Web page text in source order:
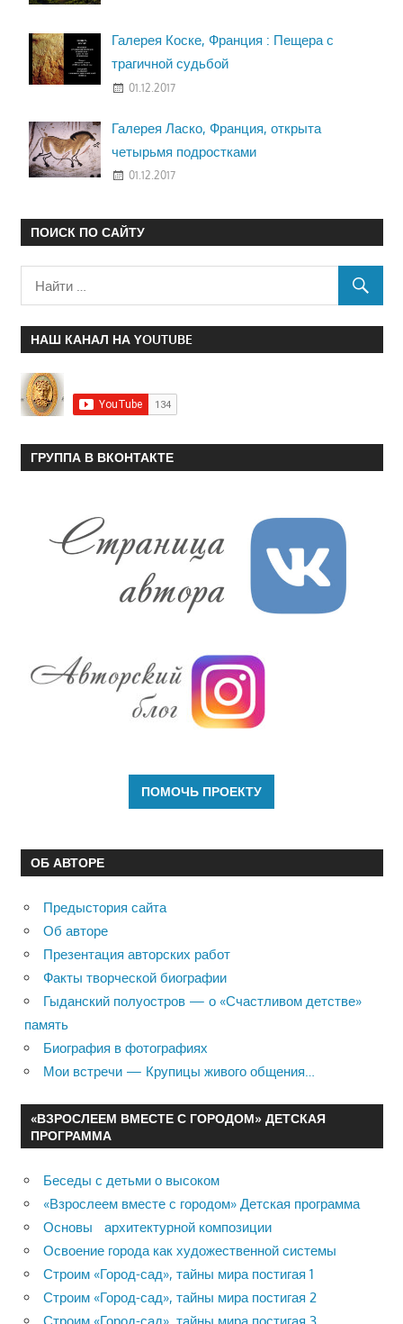
Галерея Коске, Франция : Пещера с
трагичной судьбой
01.12.2017
Галерея Ласко, Франция, открыта
четырьмя подростками
01.12.2017
ПОИСК ПО САЙТУ
НАШ КАНАЛ НА YOUTUBE
ГРУППА В ВКОНТАКТЕ
ОБ АВТОРЕ
Предыстория сайта
Об авторе
Презентация авторских работ
Факты творческой биографии
Гыданский полуостров — о «Счастливом детстве»
память
Биография в фотографиях
Мои встречи — Крупицы живого общения…
«ВЗРОСЛЕЕМ ВМЕСТЕ С ГОРОДОМ» ДЕТСКАЯ
ПРОГРАММА
Беседы с детьми о высоком
«Взрослеем вместе с городом» Детская программа
Основы архитектурной композиции
Освоение города как художественной системы
Строим «Город-сад», тайны мира постигая 1
Строим «Город-сад», тайны мира постигая 2
Строим «Город-сад», тайны мира постигая 3